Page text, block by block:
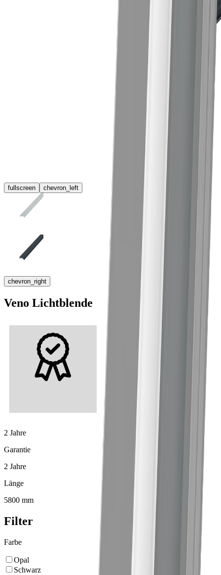
fullscreen chevron_left
chevron_right
Veno Lichtblende
2 Jahre
Garantie
2 Jahre
Länge
5800 mm
Filter
Farbe
Opal
Schwarz